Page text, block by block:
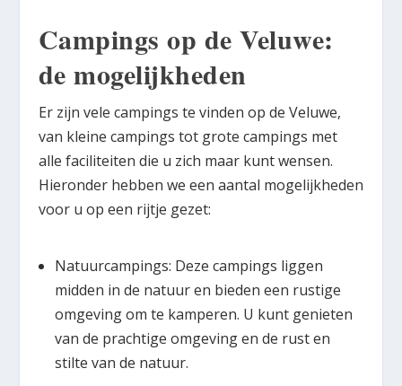
Campings op de Veluwe:
de mogelijkheden
Er zijn vele campings te vinden op de Veluwe,
van kleine campings tot grote campings met
alle faciliteiten die u zich maar kunt wensen.
Hieronder hebben we een aantal mogelijkheden
voor u op een rijtje gezet:
Natuurcampings: Deze campings liggen
midden in de natuur en bieden een rustige
omgeving om te kamperen. U kunt genieten
van de prachtige omgeving en de rust en
stilte van de natuur.